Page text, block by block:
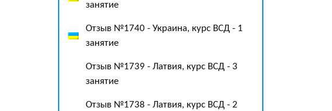
занятие
Отзыв №1740 - Украина, курс ВСД - 1
занятие
Отзыв №1739 - Латвия, курс ВСД - 3
занятие
Отзыв №1738 - Латвия, курс ВСД - 2